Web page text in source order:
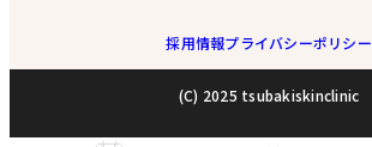
採用情報プライバシーポリシー
(C) 2025 tsubakiskinclinic